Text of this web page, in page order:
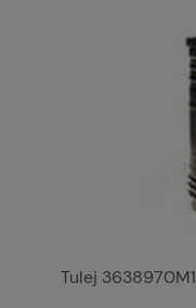
Tulej 3638970M1